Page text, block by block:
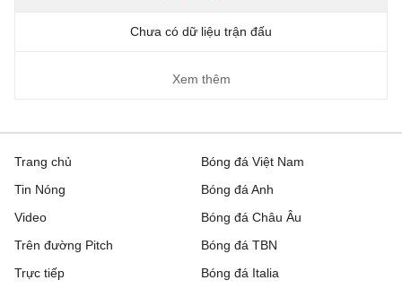
Chưa có dữ liệu trận đấu
Xem thêm
Trang chủ
Tin Nóng
Video
Trên đường Pitch
Trực tiếp
Bóng đá Việt Nam
Bóng đá Anh
Bóng đá Châu Âu
Bóng đá TBN
Bóng đá Italia